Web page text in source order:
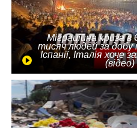
Міграційна криза в
тисяч людей за добу
Іспанії, Італія хоче
(відео)